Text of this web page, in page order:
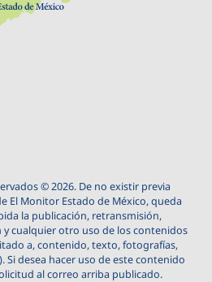
© 2026. De no existir previa
El Monitor Estado de México, queda
la publicación, retransmisión,
cualquier otro uso de los contenidos
a, contenido, texto, fotografías,
Si desea hacer uso de este contenido
al correo arriba publicado.